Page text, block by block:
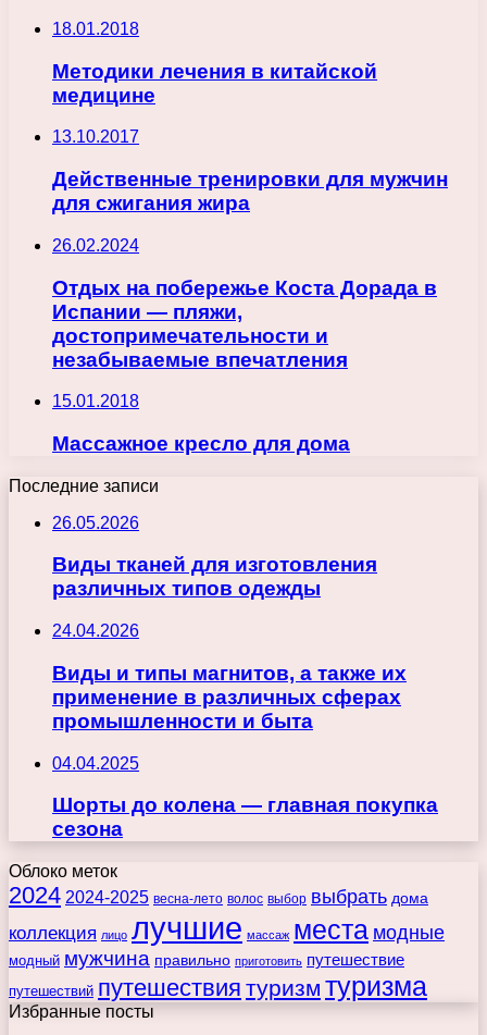
18.01.2018
Методики лечения в китайской
медицине
13.10.2017
Действенные тренировки для мужчин
для сжигания жира
26.02.2024
Отдых на побережье Коста Дорада в
Испании — пляжи,
достопримечательности и
незабываемые впечатления
15.01.2018
Массажное кресло для дома
Последние записи
26.05.2026
Виды тканей для изготовления
различных типов одежды
24.04.2026
Виды и типы магнитов, а также их
применение в различных сферах
промышленности и быта
04.04.2025
Шорты до колена — главная покупка
сезона
Облоко меток
2024 2024-2025 весна-лето волос выбор выбрать дома
коллекция лицо лучшие массаж места модные
модный мужчина правильно приготовить путешествие
путешествий путешествия туризм туризма
Избранные посты